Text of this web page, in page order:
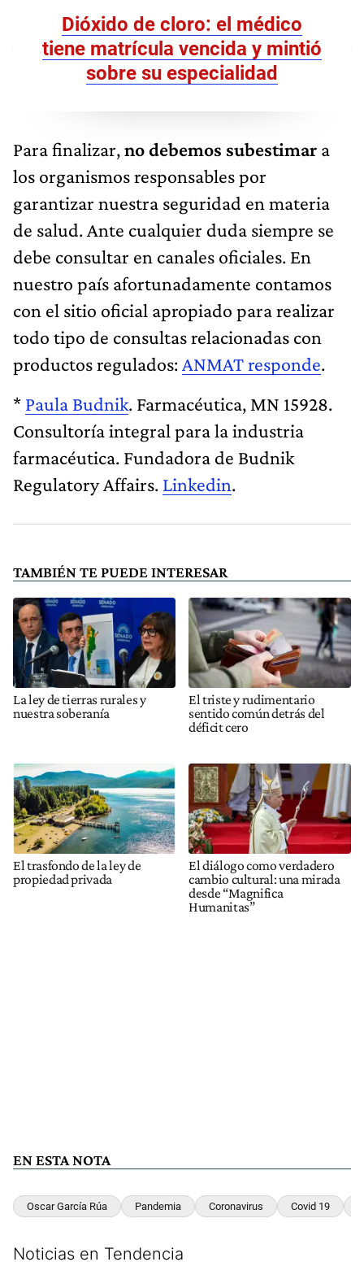
Dióxido de cloro: el médico
tiene matrícula vencida y mintió
sobre su especialidad
Para finalizar,no debemos subestimar a
los organismos responsables por
garantizar nuestra seguridad en materia
de salud. Ante cualquier duda siempre se
debe consultar en canales oficiales. En
nuestro país afortunadamente contamos
con el sitio oficial apropiado para realizar
todo tipo de consultas relacionadas con
productos regulados: ANMAT responde.
* Paula Budnik. Farmacéutica, MN 15928.
Consultoría integral para la industria
farmacéutica. Fundadora de Budnik
Regulatory Affairs. Linkedin.
TAMBIÉN TE PUEDE INTERESAR
La ley de tierras rurales y
nuestra soberanía
El triste y rudimentario
sentido común detrás del
déficit cero
El trasfondo de la ley de
propiedad privada
El diálogo como verdadero
cambio cultural: una mirada
desde “Magnifica
Humanitas”
EN ESTA NOTA
Oscar García Rúa Pandemia Coronavirus Covid 19
Noticias en Tendencia